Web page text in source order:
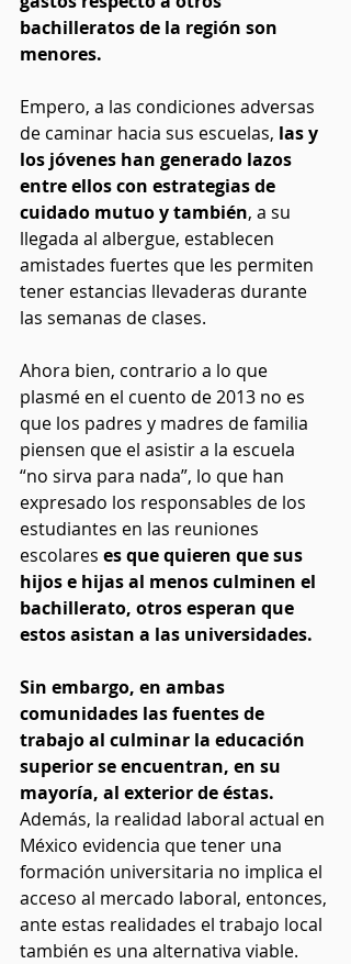
bachilleratos de la región son
menores.
Empero, a las condiciones adversas
de caminar hacia sus escuelas, las y
los jóvenes han generado lazos
entre ellos con estrategias de
cuidado mutuo y también, a su
llegada al albergue, establecen
amistades fuertes que les permiten
tener estancias llevaderas durante
las semanas de clases.
Ahora bien, contrario a lo que
plasmé en el cuento de 2013 no es
que los padres y madres de familia
piensen que el asistir a la escuela
“no sirva para nada”, lo que han
expresado los responsables de los
estudiantes en las reuniones
escolares es que quieren que sus
hijos e hijas al menos culminen el
bachillerato, otros esperan que
estos asistan a las universidades.
Sin embargo, en ambas
comunidades las fuentes de
trabajo al culminar la educación
superior se encuentran, en su
mayoría, al exterior de éstas.
Además, la realidad laboral actual en
México evidencia que tener una
formación universitaria no implica el
acceso al mercado laboral, entonces,
ante estas realidades el trabajo local
también es una alternativa viable.